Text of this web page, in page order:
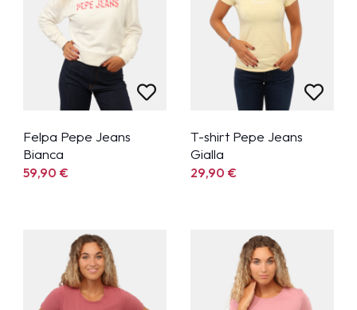
Felpa Pepe Jeans
Bianca
59,90€
T-shirt Pepe Jeans
Gialla
29,90€